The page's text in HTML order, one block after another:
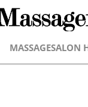
MASSAGESALON